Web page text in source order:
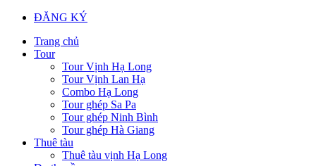
ĐĂNG KÝ
Trang chủ
Tour
Tour Vịnh Hạ Long
Tour Vịnh Lan Hạ
Combo Hạ Long
Tour ghép Sa Pa
Tour ghép Ninh Bình
Tour ghép Hà Giang
Thuê tàu
Thuê tàu vịnh Hạ Long